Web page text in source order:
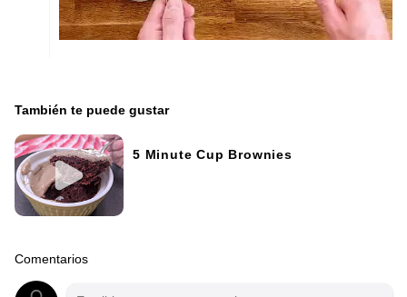
También te puede gustar
5 Minute Cup Brownies
Comentarios